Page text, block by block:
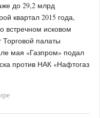
до 29,2 млрд
квартал 2015 года,
встречном исковом
палаты
мая «Газпром» подал
против НАК «Нафтогаз